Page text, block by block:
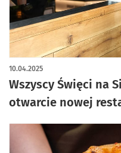
Wszyscy Święci na
otwarcie nowej
10.04.2025
artykuł z galerią zdjęć